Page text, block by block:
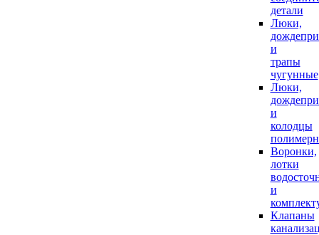
детали
Люки,
и
трапы
чугунные
Люки,
и
колодцы
Воронки,
лотки
и
Клапаны